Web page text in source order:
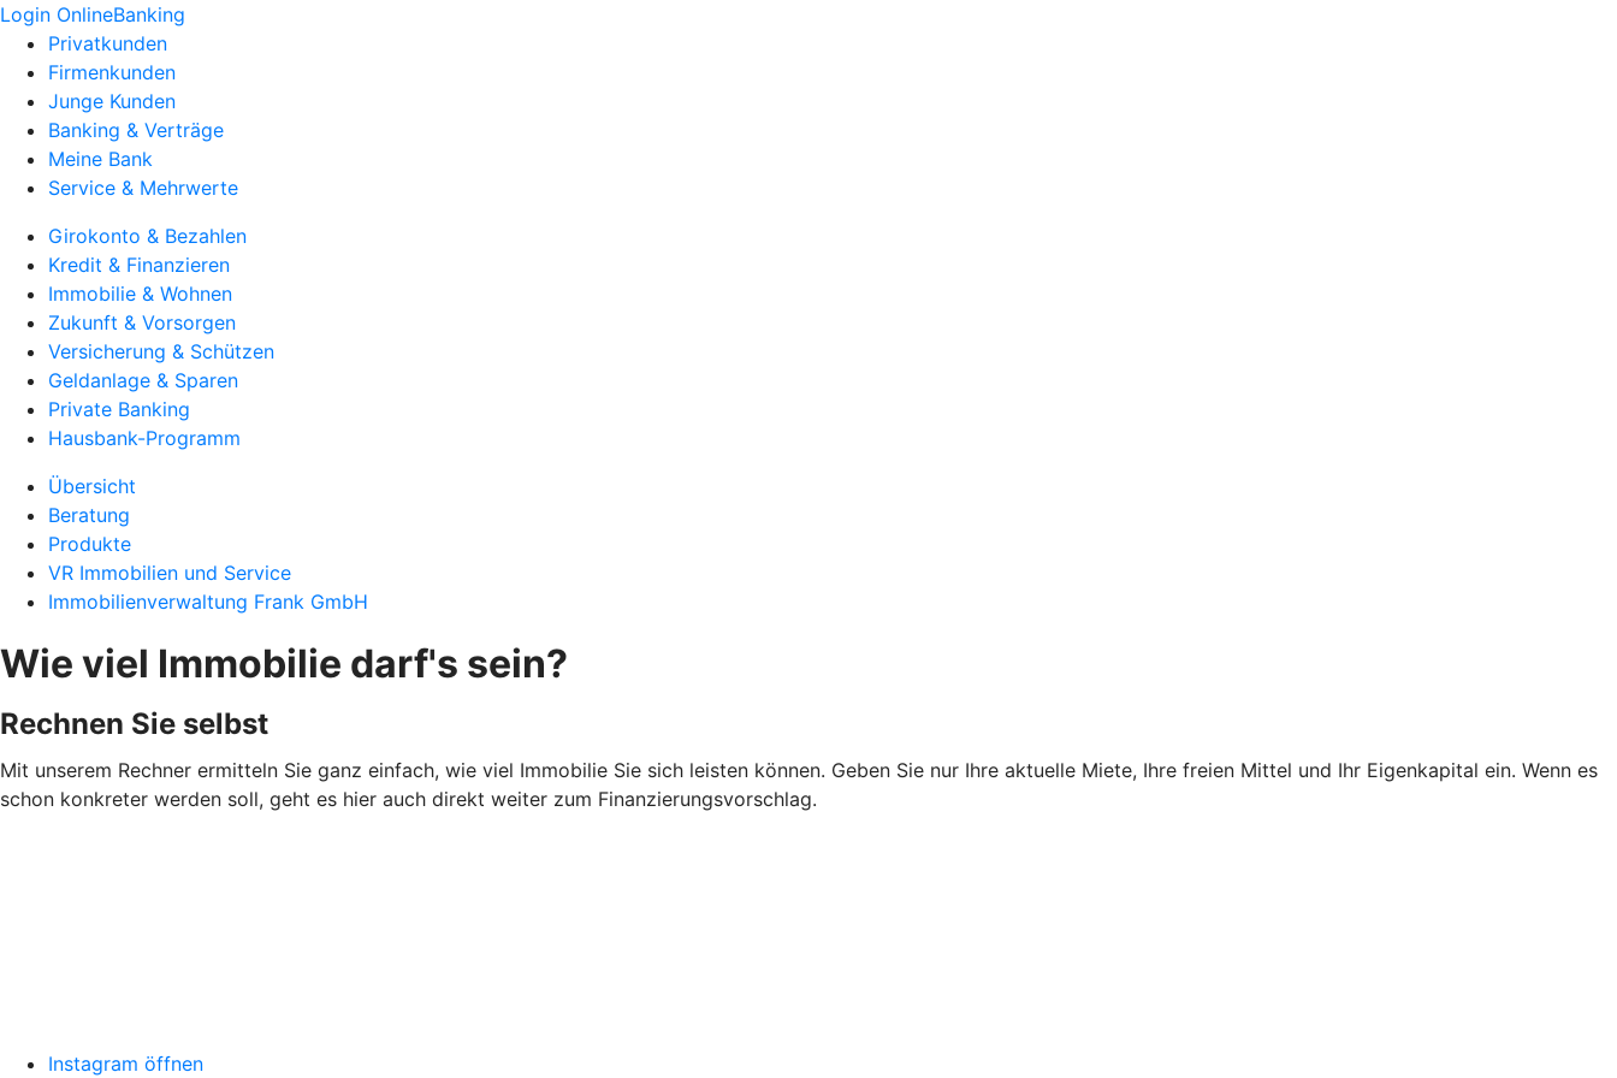
Login OnlineBanking
Privatkunden
Firmenkunden
Junge Kunden
Banking & Verträge
Meine Bank
Service & Mehrwerte
Girokonto & Bezahlen
Kredit & Finanzieren
Immobilie & Wohnen
Zukunft & Vorsorgen
Versicherung & Schützen
Geldanlage & Sparen
Private Banking
Hausbank-Programm
Übersicht
Beratung
Produkte
VR Immobilien und Service
Immobilienverwaltung Frank GmbH
Wie viel Immobilie darf's sein?
Rechnen Sie selbst
Mit unserem Rechner ermitteln Sie ganz einfach, wie viel Immobilie Sie sich leisten können. Geben Sie nur Ihre aktuelle Miete, Ihre freien Mittel und Ihr Eigenkapital ein. Wenn es
schon konkreter werden soll, geht es hier auch direkt weiter zum Finanzierungsvorschlag.
Instagram öffnen